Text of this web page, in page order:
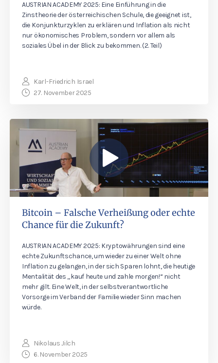
AUSTRIAN ACADEMY 2025: Eine Einführung in die
Zinstheorie der österreichischen Schule, die geeignet ist,
die Konjunkturzyklen zu erklären und Inflation als nicht
nur ökonomisches Problem, sondern vor allem als
soziales Übel in der Blick zu bekommen. (2. Teil)
Karl-Friedrich Israel
27. November 2025
Bitcoin – Falsche Verheißung oder echte
Chance für die Zukunft?
AUSTRIAN ACADEMY 2025: Kryptowährungen sind eine
echte Zukunftschance, um wieder zu einer Welt ohne
Inflation zu gelangen, in der sich Sparen lohnt, die heutige
Mentalität des „kauf heute und zahle morgen!“ nicht
mehr gilt. Eine Welt, in der selbstverantwortliche
Vorsorge im Verband der Familie wieder Sinn machen
würde.
Nikolaus Jilch
6. November 2025